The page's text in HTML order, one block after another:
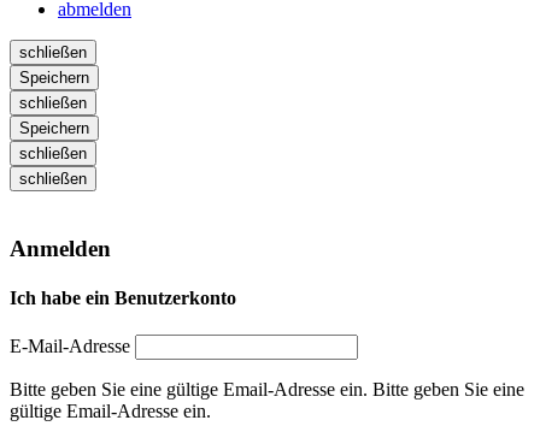
abmelden
schließen
Speichern
schließen
Speichern
schließen
schließen
Anmelden
Ich habe ein Benutzerkonto
E-Mail-Adresse
Bitte geben Sie eine gültige Email-Adresse ein. Bitte geben Sie eine
gültige Email-Adresse ein.